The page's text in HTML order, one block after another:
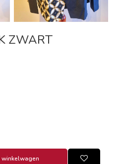
ZWART
winkelwagen